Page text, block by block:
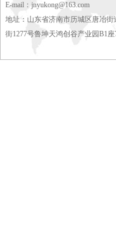
E-mail： jnyukong@163.com
地址：山东省济南市历城区唐冶街
街1277号鲁坤天鸿创谷产业园B1座